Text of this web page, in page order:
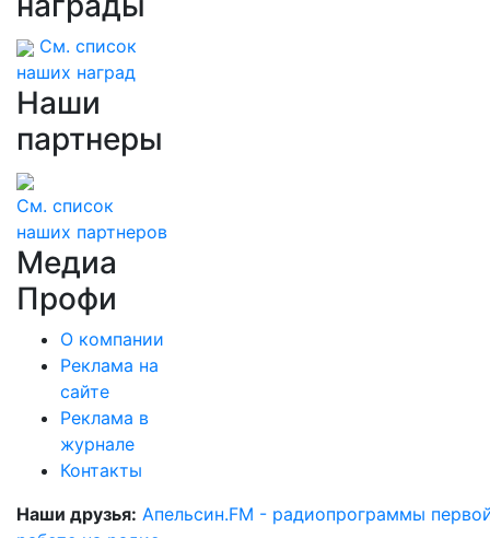
См. список
наших наград
Наши
партнеры
См. список
наших партнеров
Медиа
Профи
О компании
Реклама на
сайте
Реклама в
журнале
Контакты
Наши друзья: Апельсин.FM - радиопрограммы